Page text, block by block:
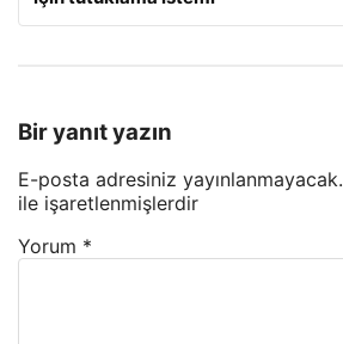
Bir yanıt yazın
E-posta adresiniz yayınlanmayacak.
ile işaretlenmişlerdir
Yorum *